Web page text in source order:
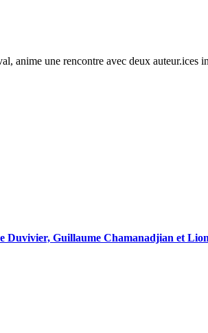
anime une rencontre avec deux auteur.ices
Duvivier, Guillaume Chamanadjian et